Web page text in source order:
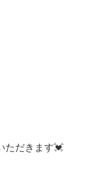
ただきます💓